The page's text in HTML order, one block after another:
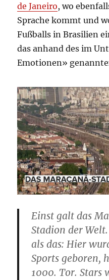
de Janeiro, wo
Sprache kommt und
Fußballs in Brasilien
das anhand des im
Emotionen»
Einst galt das
Stadion der
als das: Hier
Sports geboren,
1000. Tor. Stars